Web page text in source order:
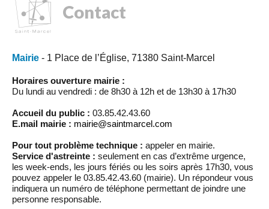
Contact
Mairie - 1 Place de l’Église, 71380 Saint-Marcel
Horaires ouverture mairie :
Du lundi au vendredi : de 8h30 à 12h et de 13h30 à 17h30
Accueil du public : 03.85.42.43.60
E.mail mairie : mairie@saintmarcel.com
Pour tout problème technique : appeler en mairie.
Service d'astreinte : seulement en cas d’extrême urgence,
les week-ends, les jours fériés ou les soirs après 17h30, vous
pouvez appeler le 03.85.42.43.60 (mairie). Un répondeur vous
indiquera un numéro de téléphone permettant de joindre une
personne responsable.